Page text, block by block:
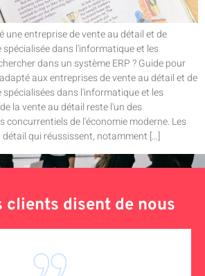
une entreprise de vente au détail et de
dans l'informatique et les
dans un système ERP ? Guide pour
aux entreprises de vente au détail et de
dans l'informatique et les
la vente au détail reste l'un des
concurrentiels de l'économie moderne. Les
qui réussissent, notamment […]
clients disent de nous